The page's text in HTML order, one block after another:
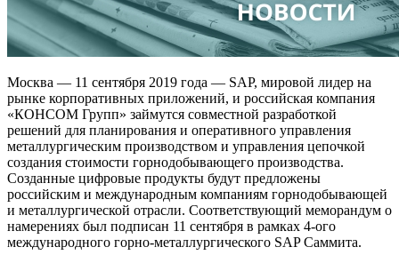
Москва — 11 сентября 2019 года — SAP, мировой лидер на
рынке корпоративных приложений, и российская компания
«КОНСОМ Групп» займутся совместной разработкой
решений для планирования и оперативного управления
металлургическим производством и управления цепочкой
создания стоимости горнодобывающего производства.
Созданные цифровые продукты будут предложены
российским и международным компаниям горнодобывающей
и металлургической отрасли. Соответствующий меморандум о
намерениях был подписан 11 сентября в рамках 4-ого
международного горно-металлургического SAP Саммита.